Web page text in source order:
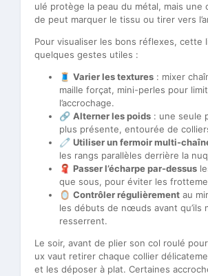
ulé protège la peau du métal, mais une
de peut marquer le tissu ou tirer vers
Pour visualiser les bons réflexes, cette
quelques gestes utiles :
🧵 Varier les textures : mixer
maille forçat, mini-perles pour
l’accrochage.
🔗 Alterner les poids : une seule
plus présente, entourée de
🧷 Utiliser un fermoir multi-
les rangs parallèles derrière la
🧣 Passer l’écharpe par-dessus
que sous, pour éviter les
🪞 Contrôler régulièrement au
les débuts de nœuds avant qu’ils
resserrent.
Le soir, avant de plier son col roulé
ux vaut retirer chaque collier
et les déposer à plat. Certaines